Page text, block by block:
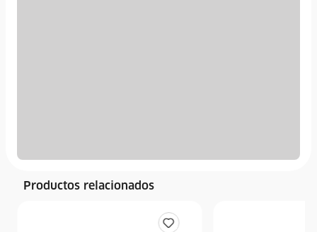
Productos relacionados